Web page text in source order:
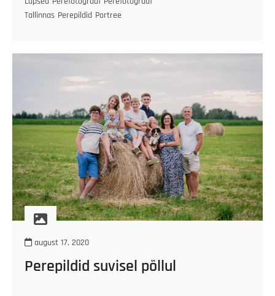
Tallinnas Perepildid Portree
august 17, 2020
Perepildid suvisel põllul